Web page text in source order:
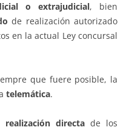
o extrajudicial, bien
de realización autorizado
en la actual Ley concursal
que fuere posible, la
telemática.
realización directade los